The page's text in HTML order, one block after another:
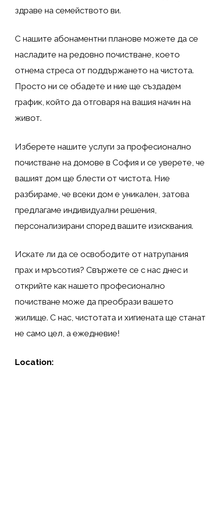
здраве на семейството ви.
С нашите абонаментни планове можете да се
насладите на редовно почистване, което
отнема стреса от поддържането на чистота.
Просто ни се обадете и ние ще създадем
график, който да отговаря на вашия начин на
живот.
Изберете нашите услуги за професионално
почистване на домове в София и се уверете, че
вашият дом ще блести от чистота. Ние
разбираме, че всеки дом е уникален, затова
предлагаме индивидуални решения,
персонализирани според вашите изисквания.
Искате ли да се освободите от натрупания
прах и мръсотия? Свържете се с нас днес и
открийте как нашето професионално
почистване може да преобрази вашето
жилище. С нас, чистотата и хигиената ще станат
не само цел, а ежедневие!
Location: